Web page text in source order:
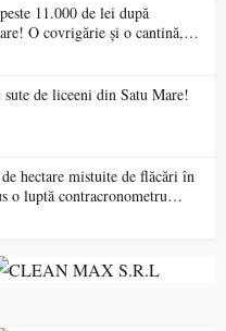
11.000 de lei după
O covrigărie și o cantină,
de liceeni din Satu Mare!
o luptă contracronometru